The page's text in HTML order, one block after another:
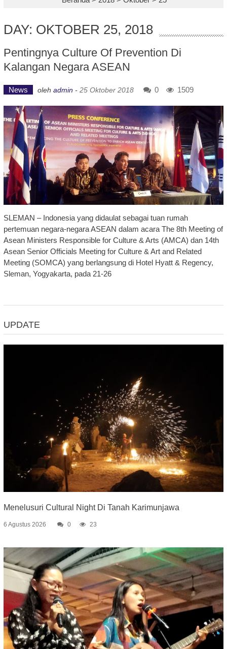
DAY: OKTOBER 25, 2018
Pentingnya Culture Of Prevention Di
Kalangan Negara ASEAN
News oleh admin - 25 Oktober 2018 0 1509
SLEMAN – Indonesia yang didaulat sebagai tuan rumah
pertemuan negara-negara ASEAN dalam acara The 8th Meeting of
Asean Ministers Responsible for Culture & Arts (AMCA) dan 14th
Asean Senior Officials Meeting for Culture & Art and Related
Meeting (SOMCA) yang berlangsung di Hotel Hyatt & Regency,
Sleman, Yogyakarta, pada 21-26
UPDATE
Menelusuri Cultural Night Di Tanah Karimunjawa
6 Agustus 2026 0 23